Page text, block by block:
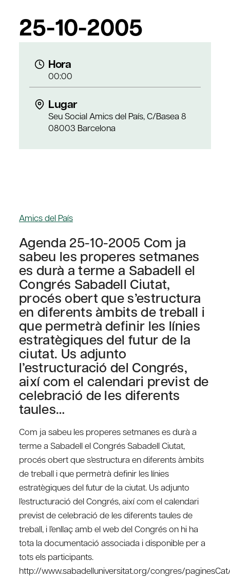
25-10-2005
Hora
00:00
Lugar
Seu Social Amics del País, C/Basea 8
08003 Barcelona
Amics del País
Agenda 25-10-2005 Com ja
sabeu les properes setmanes
es durà a terme a Sabadell el
Congrés Sabadell Ciutat,
procés obert que s’estructura
en diferents àmbits de treball i
que permetrà definir les línies
estratègiques del futur de la
ciutat. Us adjunto
l’estructuració del Congrés,
així com el calendari previst de
celebració de les diferents
taules…
Com ja sabeu les properes setmanes es durà a
terme a Sabadell el Congrés Sabadell Ciutat,
procés obert que s’estructura en diferents àmbits
de treball i que permetrà definir les línies
estratègiques del futur de la ciutat. Us adjunto
l’estructuració del Congrés, així com el calendari
previst de celebració de les diferents taules de
treball, i l’enllaç amb el web del Congrés on hi ha
tota la documentació associada i disponible per a
tots els participants.
http://www.sabadelluniversitat.org/congres/